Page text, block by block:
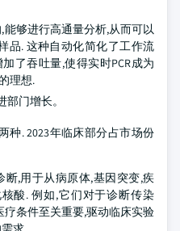
能够进行高通量分析,从而可以
品. 这种自动化简化了工作流
了吞吐量,使得实时PCR成为
理想.
门增长。
种. 2023年临床部分占市场份
断,用于从病原体,基因突变,疾
酸. 例如,它们对于诊断传染
条件至关重要,驱动临床实验